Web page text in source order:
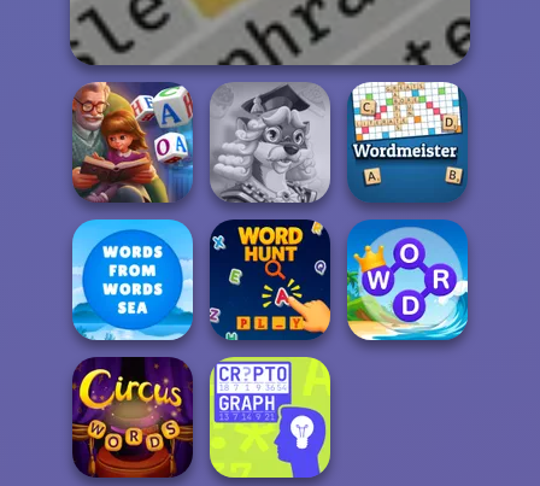
Word Scramble:
Family Tales
Words With Prof.
Wisely
Wordmeister
Words From
Words: Sea
Word Hunt